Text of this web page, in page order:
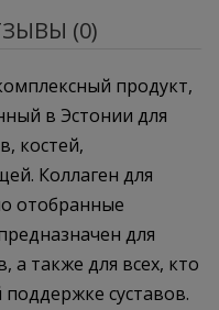
(0)
продукт,
в Эстонии для
костей,
Коллаген для
отобранные
для
а также для всех, кто
суставов.